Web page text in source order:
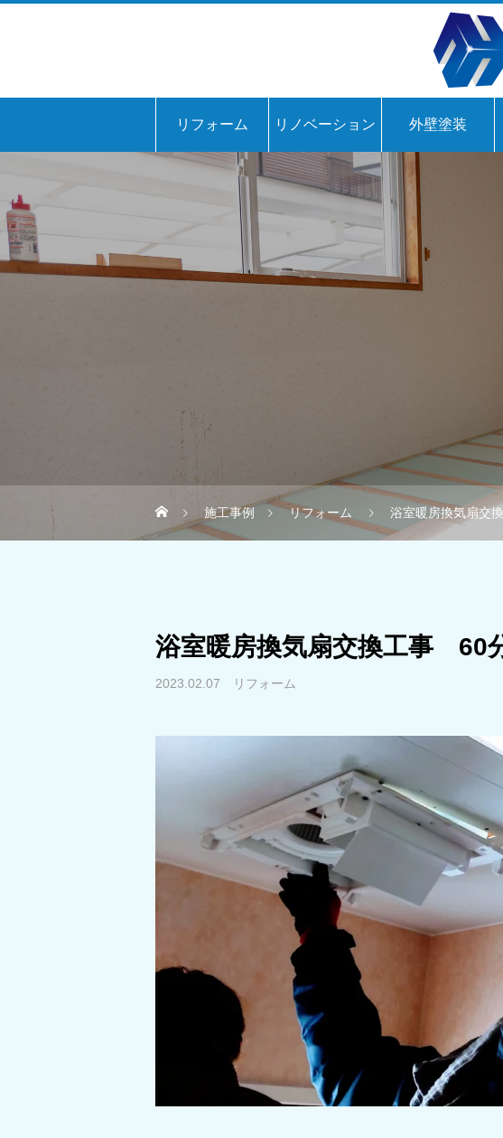
リフォーム リノベーション 外壁塗装
施工事例 リフォーム 浴室暖房換気扇交
浴室暖房換気扇交換工事 60
2023.02.07 リフォーム